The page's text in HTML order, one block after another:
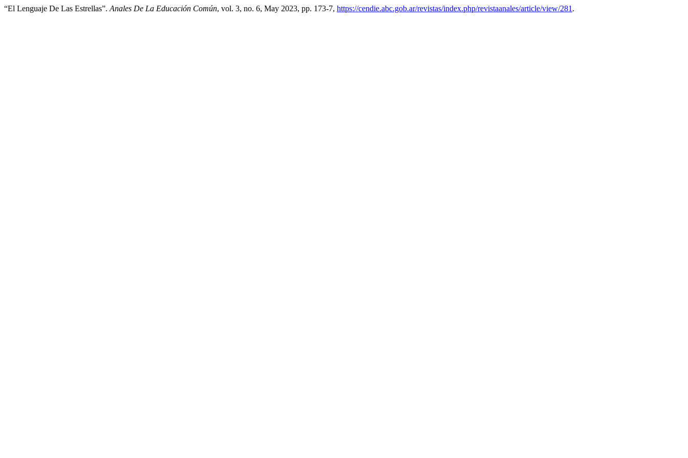
“El Lenguaje De Las Estrellas”. Anales De La Educación Común, vol. 3, no. 6, May 2023, pp. 173-7, https://cendie.abc.gob.ar/revistas/index.php/revistaanales/article/view/281 .